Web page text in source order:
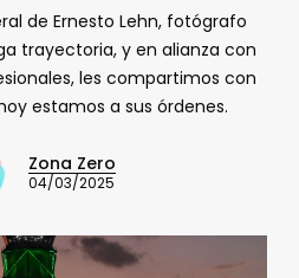
de Ernesto Lehn, fotógrafo
trayectoria, y en alianza con
les compartimos con
estamos a sus órdenes.
Zona Zero
04/03/2025